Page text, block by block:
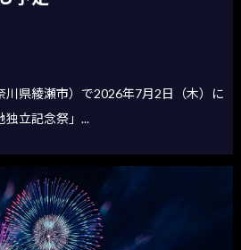
川県綾瀬市）で2026年7月2日（木）に
独立記念祭」...